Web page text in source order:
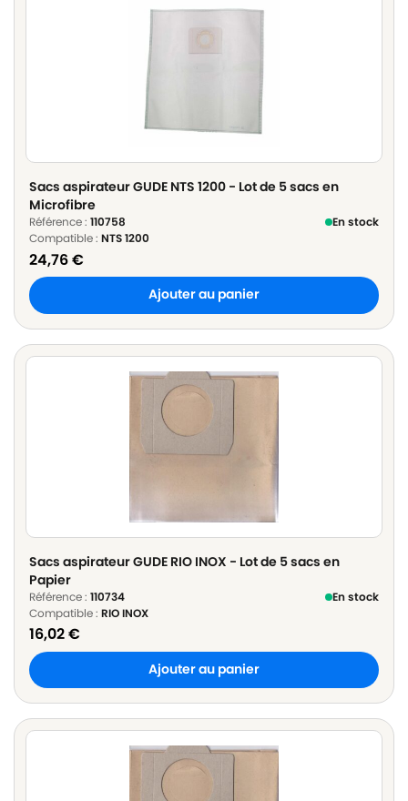
Sacs aspirateur GUDE NTS 1200 - Lot de 5 sacs en
Microfibre
Référence : 110758
En stock
Compatible : NTS 1200
24,76€
Ajouter au panier
Sacs aspirateur GUDE RIO INOX - Lot de 5 sacs en
Papier
Référence : 110734
En stock
Compatible : RIO INOX
16,02€
Ajouter au panier